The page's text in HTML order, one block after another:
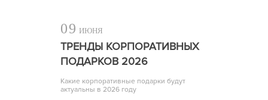
09 ИЮНЯ
ТРЕНДЫ КОРПОРАТИВНЫХ
ПОДАРКОВ 2026
Какие корпоративные подарки будут
актуальны в 2026 году